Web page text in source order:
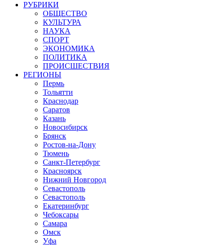
РУБРИКИ
ОБЩЕСТВО
КУЛЬТУРА
НАУКА
СПОРТ
ЭКОНОМИКА
ПОЛИТИКА
ПРОИСШЕСТВИЯ
РЕГИОНЫ
Пермь
Тольятти
Краснодар
Саратов
Казань
Новосибирск
Брянск
Ростов-на-Дону
Тюмень
Санкт-Петербург
Красноярск
Нижний Новгород
Севастополь
Севастополь
Екатеринбург
Чебоксары
Самара
Омск
Уфа